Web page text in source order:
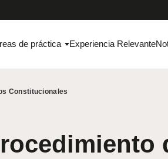
de práctica Experiencia Relevante
Constitucionales